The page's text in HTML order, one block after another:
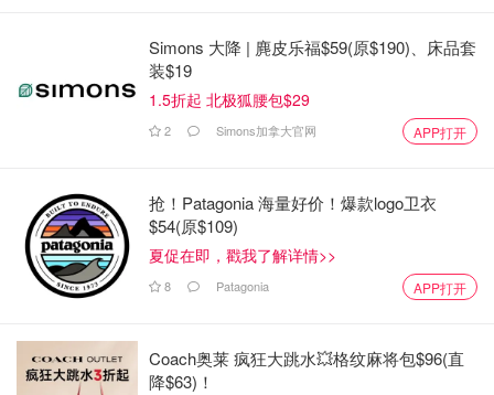
Simons 大降 | 麂皮乐福$59(原$190)、床品套
装$19
1.5折起 北极狐腰包$29
2 Simons加拿大官网 APP打开
抢！Patagonia 海量好价！爆款logo卫衣
$54(原$109)
夏促在即，戳我了解详情>>
8 Patagonia APP打开
Coach奥莱 疯狂大跳水💥格纹麻将包$96(直
降$63)！